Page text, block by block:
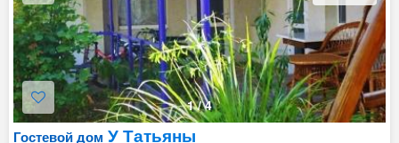
1/4
Гостевой дом У Татьяны